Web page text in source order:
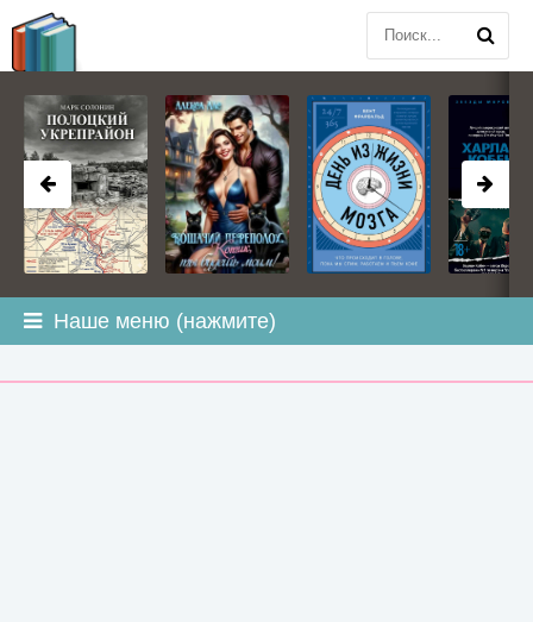
Наше меню (нажмите)
BOOKPLANETA.COM